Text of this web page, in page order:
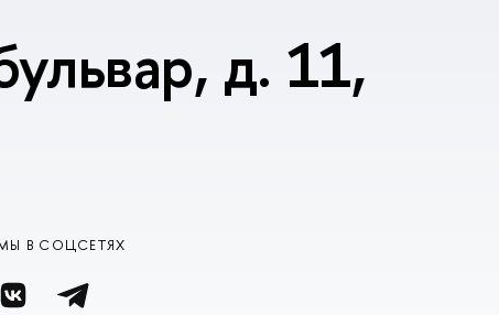
д. 11,
В СОЦСЕТЯХ